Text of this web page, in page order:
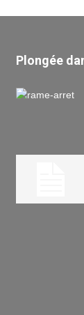
Plongée